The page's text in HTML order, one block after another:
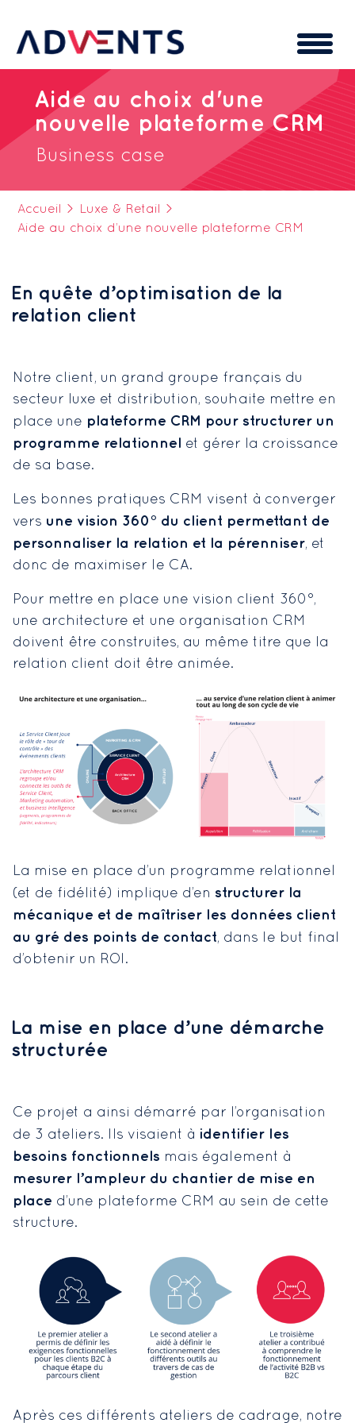
Aide au choix d'une
nouvelle plateforme CRM
Business case
Accueil > Luxe & Retail
>
Aide au choix d’une nouvelle plateforme CRM
En quête d’optimisation de la
relation client
Notre client, un grand groupe français du
secteur luxe et distribution, souhaite mettre en
place une plateforme CRM pour structurer un
programme relationnel
et gérer la croissance
de sa base.
Les bonnes pratiques CRM visent à converger
vers une vision 360° du client permettant de
personnaliser la relation et la pérenniser, et
donc de maximiser le CA.
Pour mettre en place une vision client 360°,
une architecture et une organisation CRM
doivent être construites, au même titre que la
relation client doit être animée.
La mise en place d’un programme relationnel
(et de fidélité) implique d’en structurer la
mécanique et de maîtriser les données client
au gré des points de contact, dans le but final
d’obtenir un ROI.
La mise en place d’une démarche
structurée
Ce projet a ainsi démarré par l’organisation
de 3 ateliers. Ils visaient à identifier les
besoins fonctionnels mais également à
mesurer l’ampleur du chantier de mise en
place d’une plateforme CRM au sein de cette
structure.
Après ces différents ateliers de cadrage, notre